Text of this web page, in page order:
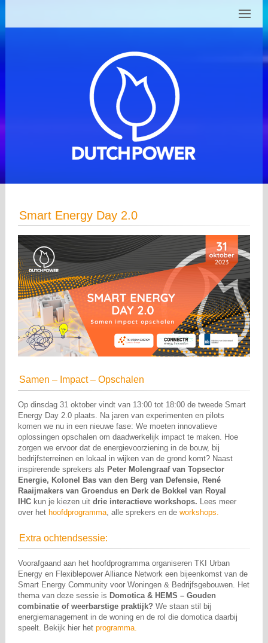
Smart Energy Day 2.0
Samen – Impact – Opschalen
Op dinsdag 31 oktober vindt van 13:00 tot 18:00 de tweede Smart
Energy Day 2.0 plaats. Na jaren van experimenten en pilots
komen we nu in een nieuwe fase: We moeten innovatieve
oplossingen opschalen om daadwerkelijk impact te maken. Hoe
zorgen we ervoor dat de energievoorziening in de bouw, bij
bedrijfsterreinen en lokaal in wijken van de grond komt? Naast
inspirerende sprekers als Peter Molengraaf van Topsector
Energie, Kolonel Bas van den Berg van Defensie, René
Raaijmakers van Groendus en Derk de Bokkel van Royal
IHC kun je kiezen uitdrie interactieve workshops. Lees meer
over hethoofdprogramma , alle sprekers en deworkshops.
Extra ochtendsessie:
Voorafgaand aan het hoofdprogramma organiseren TKI Urban
Energy en Flexiblepower Alliance Network een bijeenkomst van de
Smart Energy Community voor Woningen & Bedrijfsgebouwen. Het
thema van deze sessie is Domotica & HEMS – Gouden
combinatie of weerbarstige praktijk? We staan stil bij
energiemanagement in de woning en de rol die domotica daarbij
speelt. Bekijk hier hetprogramma.